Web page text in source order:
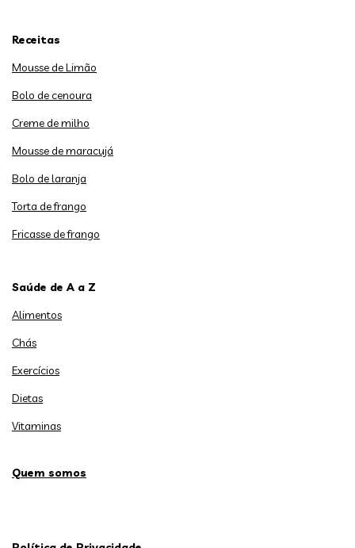
Receitas
Mousse de Limão
Bolo de cenoura
Creme de milho
Mousse de maracujá
Bolo de laranja
Torta de frango
Fricasse de frango
Saúde de A a Z
Alimentos
Chás
Exercícios
Dietas
Vitaminas
Quem somos